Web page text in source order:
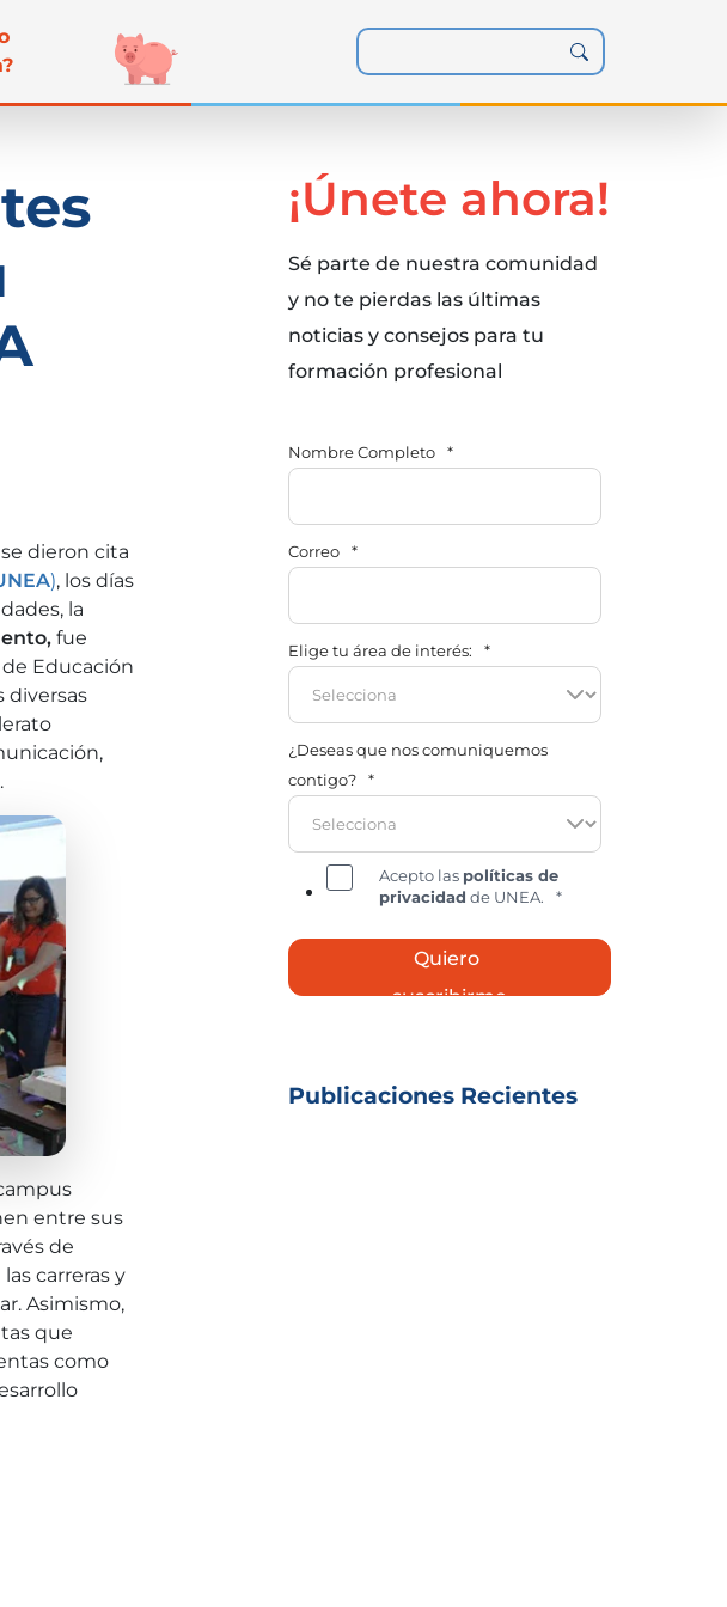
dieron cita
), los días
la
fue
Educación
diversas
entre sus
de
carreras y
Asimismo,
que
como
¡Únete ahora!
Sé parte de nuestra comunidad
y no te pierdas las últimas
noticias y consejos para tu
formación profesional
Nombre Completo *
Correo *
Elige tu área de interés: *
¿Deseas que nos comuniquemos
contigo?
*
Acepto las políticas de
privacidad de UNEA. *
Publicaciones Recientes